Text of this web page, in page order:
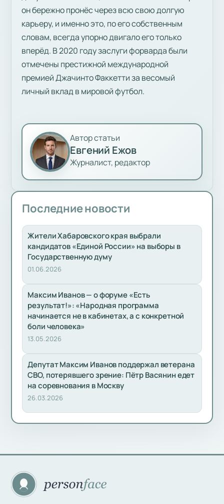
он бережно пронёс через всю свою долгую
карьеру, и именно это, по его собственным
словам, всегда упорно двигало его только
вперёд. В 2020 году заслуги форварда были
отмечены престижной международной
премией Джачинто Факкетти за весомый
личный вклад в мировой футбол.
Автор статьи
Евгений Ежов
Журналист, редактор
Последние новости
Жители Хабаровского края выбрали
кандидатов «Единой России» на выборы в
Государственную думу
01.06.2026
Максим Иванов — о форуме «Есть
результат!»: «Народная программа
начинается не в кабинетах, а с конкретной
боли человека»
13.05.2026
Депутат Максим Иванов поддержал ветерана
СВО, потерявшего зрение: Пётр Васянин едет
на соревнования в Москву
26.03.2026